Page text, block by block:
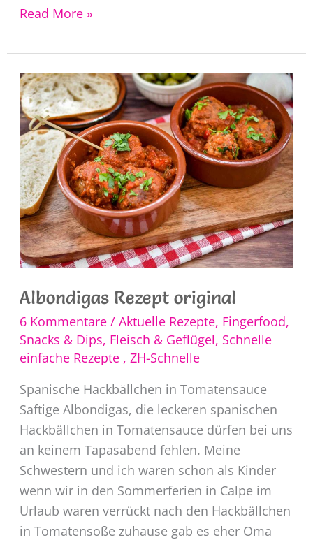
Pan
Tomate
Read More »
Albondigas Rezept original
6 Kommentare / Aktuelle Rezepte, Fingerfood,
Snacks & Dips, Fleisch & Geflügel, Schnelle
einfache Rezepte , ZH-Schnelle
Spanische Hackbällchen in Tomatensauce
Saftige Albondigas, die leckeren spanischen
Hackbällchen in Tomatensauce dürfen bei uns
an keinem Tapasabend fehlen. Meine
Schwestern und ich waren schon als Kinder
wenn wir in den Sommerferien in Calpe im
Urlaub waren verrückt nach den Hackbällchen
in Tomatensoße zuhause gab es eher Oma